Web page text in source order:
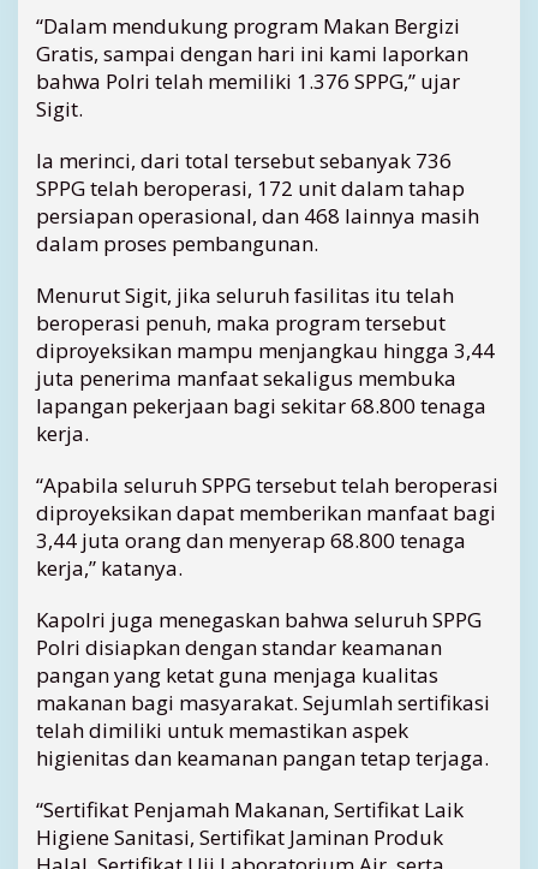
i
:
B
a
L
a
y
a
i
3
,
4
J
a
P
e
i
m
a
“Dalam mendukung program Makan Bergizi
Gratis, sampai dengan hari ini kami laporkan
bahwa Polri telah memiliki 1.376 SPPG,” ujar
Sigit.
Ia merinci, dari total tersebut sebanyak 736
SPPG telah beroperasi, 172 unit dalam tahap
persiapan operasional, dan 468 lainnya masih
dalam proses pembangunan.
Menurut Sigit, jika seluruh fasilitas itu telah
beroperasi penuh, maka program tersebut
diproyeksikan mampu menjangkau hingga 3,44
juta penerima manfaat sekaligus membuka
lapangan pekerjaan bagi sekitar 68.800 tenaga
kerja.
“Apabila seluruh SPPG tersebut telah beroperasi
diproyeksikan dapat memberikan manfaat bagi
3,44 juta orang dan menyerap 68.800 tenaga
kerja,” katanya.
Kapolri juga menegaskan bahwa seluruh SPPG
Polri disiapkan dengan standar keamanan
pangan yang ketat guna menjaga kualitas
makanan bagi masyarakat. Sejumlah sertifikasi
telah dimiliki untuk memastikan aspek
higienitas dan keamanan pangan tetap terjaga.
“Sertifikat Penjamah Makanan, Sertifikat Laik
Higiene Sanitasi, Sertifikat Jaminan Produk